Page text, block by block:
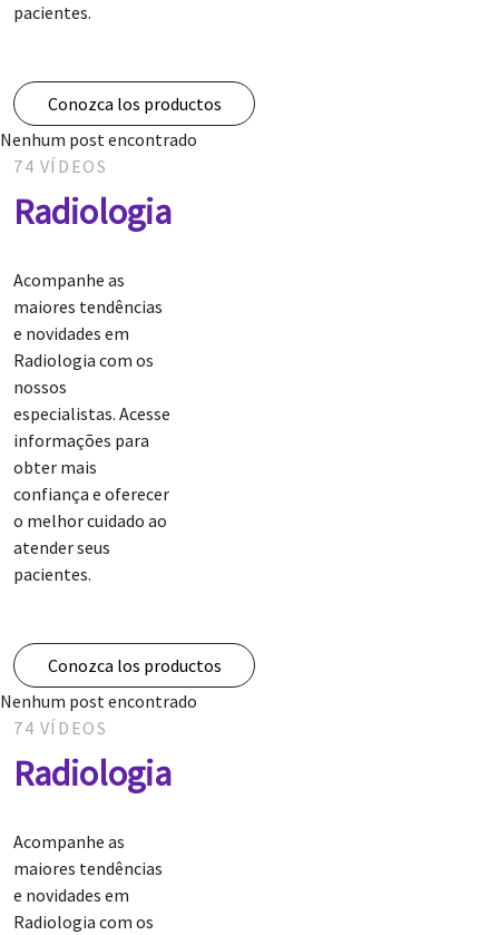
pacientes.
Conozca los productos
Nenhum post encontrado
74 VÍDEOS
Radiologia
Acompanhe as
maiores tendências
e novidades em
Radiologia com os
nossos
especialistas. Acesse
informações para
obter mais
confiança e oferecer
o melhor cuidado ao
atender seus
pacientes.
Conozca los productos
Nenhum post encontrado
74 VÍDEOS
Radiologia
Acompanhe as
maiores tendências
e novidades em
Radiologia com os